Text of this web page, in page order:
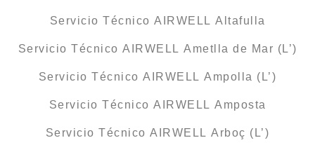
Servicio Técnico AIRWELL Altafulla
Servicio Técnico AIRWELL Ametlla de Mar (L’)
Servicio Técnico AIRWELL Ampolla (L’)
Servicio Técnico AIRWELL Amposta
Servicio Técnico AIRWELL Arboç (L’)